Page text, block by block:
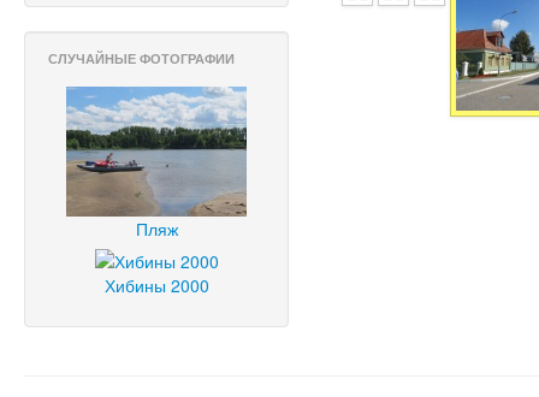
СЛУЧАЙНЫЕ ФОТОГРАФИИ
Пляж
Хибины 2000